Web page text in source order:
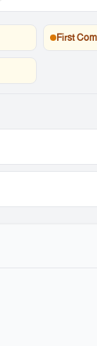
First